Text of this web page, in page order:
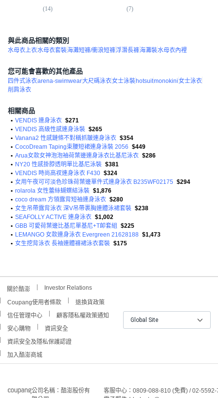
(14) (7)
與此商品相關的類別
水母衣上衣水母衣套裝海灘短褲/衝浪短褲浮潛長褲海灘裝水母衣內裡
您可能會喜歡的其他產品
四件式泳衣arena-swimwear大尺碼泳衣女士泳裝 hotsuitmonokini女士泳衣
削肩泳衣
相關商品
• VENDIS 連身泳衣 $271
• VENDIS 高級性感連身泳裝 $265
• Vanana2 性感鏈條不對稱抓皺連身泳衣 $354
• CocoDream Taping束腰短裙連身泳裝 2056 $449
• Arua女款女神泡泡袖荷葉邊連身泳衣比基尼泳衣 $286
• NY20 性感掛脖透明單比基尼泳裝 $381
• VENDIS 時尚高衩連身泳衣 F430 $324
• 女用午夜可可淡色珍珠荷葉邊單件式連身泳衣 B235WF02175 $294
• rolarola 女性蕾絲蝴蝶結泳裝 $1,876
• coco dream 方領露背短袖連身泳衣 $280
• 女生吊帶露背泳衣 深V吊帶裹胸連體泳裙套裝 $238
• SEAFOLLY ACTIVE 連身泳衣 $1,002
• GBB 可愛荷葉邊比基尼單基尼+T卹套組
$225
• LEMANGO 女款連身泳衣 Evergreen 21628188 $1,473
• 女生挖背泳衣 長袖連體褲裙泳衣套裝 $175
關於酷澎 Investor Relations
Coupang使用者條款
退換貨政策
信任管理中心
顧客隱私權政策通知
安心購物
資訊安全
資訊安全及隱私保護認證
加入酷澎商城
Global Site
公司名稱：酷澎股份有
客服中心：0809-088-810 (免費) / 02-